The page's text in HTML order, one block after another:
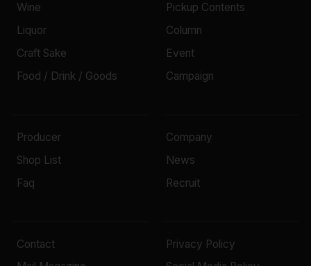
Wine
Liquor
Craft Sake
Food / Drink / Goods
Pickup Contents
Column
Event
Campaign
Producer
Shop List
Faq
Company
News
Recruit
Contact
Privacy Policy